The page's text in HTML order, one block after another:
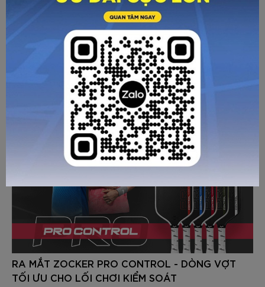
tế dành cho thế hệ tài năng trẻ Châu Á
Từ 28/07/2026, giải Asia Pickleball Junior Open 2026 sẽ
chính thức diễn ra, quy tụ những tay vợt trẻ xuất sắc đến từ
nhiều quốc gia và vùng lãnh thổ trong khu vực.
RA MẮT ZOCKER PRO CONTROL - DÒNG VỢT
TỐI ƯU CHO LỐI CHƠI KIỂM SOÁT